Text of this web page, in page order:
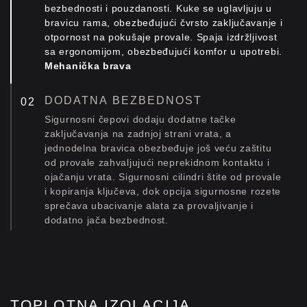
bezbednosti i pouzdanosti. Kuke se uglavljuju u
bravicu rama, obezbeđujući čvrsto zaključavanje i
otpornost na pokušaje provale. Spaja izdržljivost
sa ergonomijom, obezbeđujući komfor u upotrebi.
Mehanička brava
DODATNA BEZBEDNOST
Sigurnosni čepovi dodaju dodatne tačke
zaključavanja na zadnjoj strani vrata, a
jednodelna bravica obezbeđuje još veću zaštitu
od provale zahvaljujući neprekidnom kontaktu i
ojačanju vrata. Sigurnosni cilindri štite od provale
i kopiranja ključeva, dok opcija sigurnosne rozete
sprečava ubacivanje alata za provaljivanje i
dodatno jača bezbednost.
Cilindrične šarke ELVIAL-a, sa ugrađenim